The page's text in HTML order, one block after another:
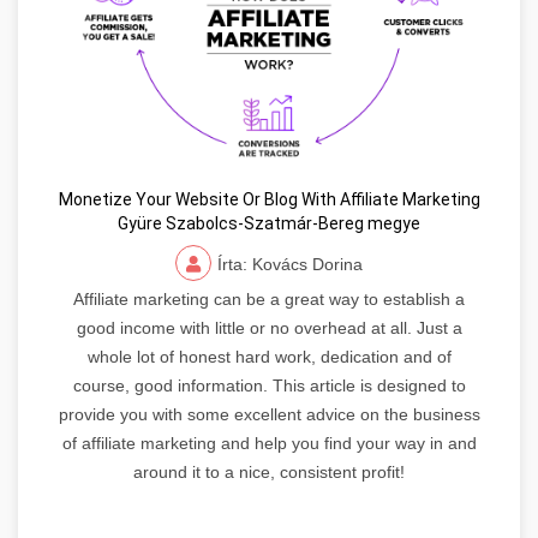
Monetize Your Website Or Blog With Affiliate Marketing
Gyüre Szabolcs-Szatmár-Bereg megye
Írta: Kovács Dorina
Affiliate marketing can be a great way to establish a
good income with little or no overhead at all. Just a
whole lot of honest hard work, dedication and of
course, good information. This article is designed to
provide you with some excellent advice on the business
of affiliate marketing and help you find your way in and
around it to a nice, consistent profit!